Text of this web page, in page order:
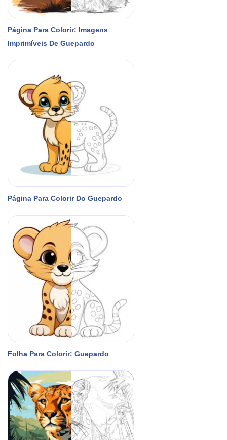
Página Para Colorir: Imagens
Imprimíveis De Guepardo
Página Para Colorir Do Guepardo
Folha Para Colorir: Guepardo